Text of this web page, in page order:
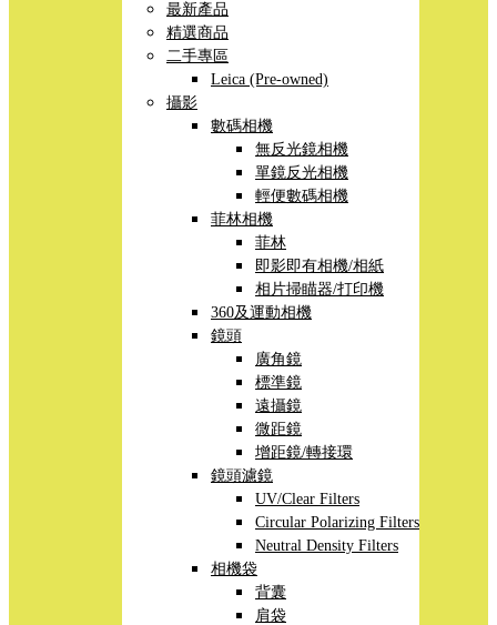
最新產品
精選商品
二手專區
Leica (Pre-owned)
攝影
數碼相機
無反光鏡相機
單鏡反光相機
輕便數碼相機
菲林相機
菲林
即影即有相機/相紙
相片掃瞄器/打印機
360及運動相機
鏡頭
廣角鏡
標準鏡
遠攝鏡
微距鏡
增距鏡/轉接環
鏡頭濾鏡
UV/Clear Filters
Circular Polarizing Filters
Neutral Density Filters
相機袋
背囊
肩袋